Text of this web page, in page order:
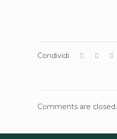
Condividi
Comments are closed.